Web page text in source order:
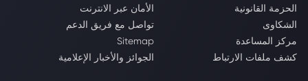
الحزمة القانونية
الأمان عبر الانترنت
الشكاوى
تواصل مع فريق الدعم
مركز المساعدة
Sitemap
كشف ملفات الارتباط
الجوائز والأخبار الإعلامية